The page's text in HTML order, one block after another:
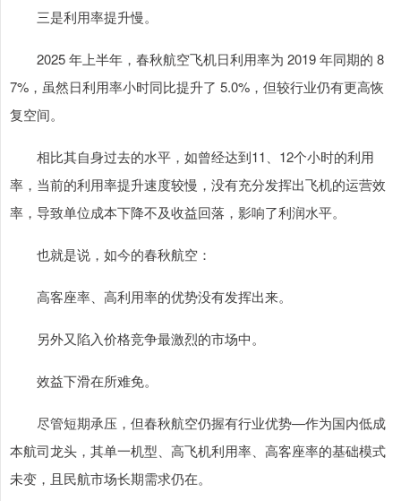
三是利用率提升慢。
2025 年上半年，春秋航空飞机日利用率为 2019 年同期的 8
7%，虽然日利用率小时同比提升了 5.0%，但较行业仍有更高恢
复空间。
相比其自身过去的水平，如曾经达到11、12个小时的利用
率，当前的利用率提升速度较慢，没有充分发挥出飞机的运营效
率，导致单位成本下降不及收益回落，影响了利润水平。
也就是说，如今的春秋航空：
高客座率、高利用率的优势没有发挥出来。
另外又陷入价格竞争最激烈的市场中。
效益下滑在所难免。
尽管短期承压，但春秋航空仍握有行业优势—作为国内低成
本航司龙头，其单一机型、高飞机利用率、高客座率的基础模式
未变，且民航市场长期需求仍在。